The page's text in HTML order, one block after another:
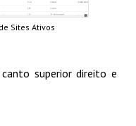
Sites Ativos
canto superior direito e